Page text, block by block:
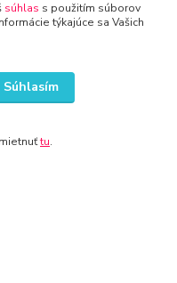
súhlas s použitím súborov
týkajúce sa Vašich
Súhlasím
tu.